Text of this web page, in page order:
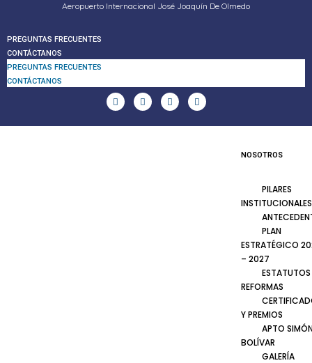
Aeropuerto Internacional José Joaquín De Olmedo
PREGUNTAS FRECUENTES
CONTÁCTANOS
PREGUNTAS FRECUENTES
CONTÁCTANOS
NOSOTROS
PILARES
INSTITUCIONALES
PLAN
ESTRATÉGICO
– 2027
ESTATUTOS
REFORMAS
Y PREMIOS
APTO
BOLÍVAR
GALERÍA